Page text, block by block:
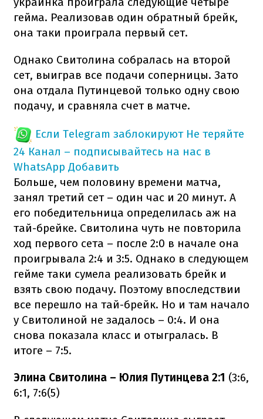
гейма. Реализовав один обратный брейк,
она таки проиграла первый сет.
Однако Свитолина собралась на второй
сет, выиграв все подачи соперницы. Зато
она отдала Путинцевой только одну свою
подачу, и сравняла счет в матче.
Если Telegram заблокируют Не теряйте
24 Канал – подписывайтесь на нас в
WhatsApp Добавить
Больше, чем половину времени матча,
занял третий сет – один час и 20 минут. А
его победительница определилась аж на
тай-брейке. Свитолина чуть не повторила
ход первого сета – после 2:0 в начале она
проигрывала 2:4 и 3:5. Однако в следующем
гейме таки сумела реализовать брейк и
взять свою подачу. Поэтому впоследствии
все перешло на тай-брейк. Но и там начало
у Свитолиной не задалось – 0:4. И она
снова показала класс и отыгралась. В
итоге – 7:5.
Элина Свитолина – Юлия Путинцева 2:1 (3:6,
6:1, 7:6(5)